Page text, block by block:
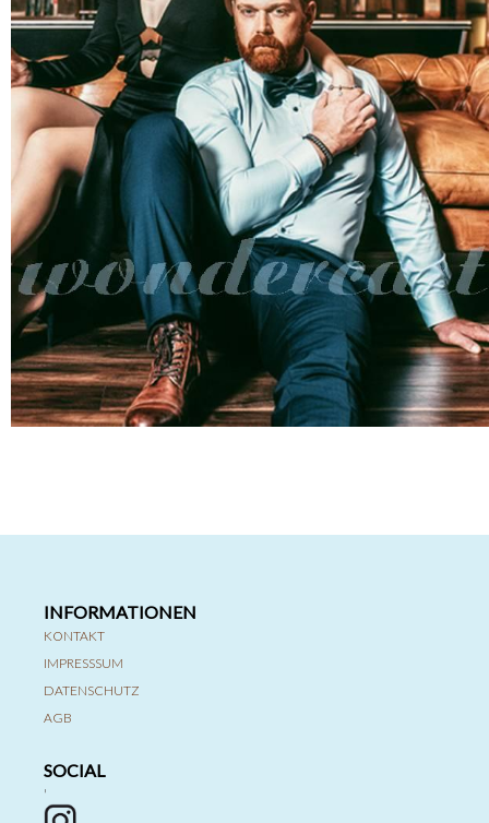
INFORMATIONEN
KONTAKT
IMPRESSSUM
DATENSCHUTZ
AGB
SOCIAL
'